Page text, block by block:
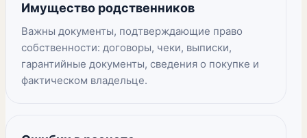
Имущество родственников
Важны документы, подтверждающие право
собственности: договоры, чеки, выписки,
гарантийные документы, сведения о покупке и
фактическом владельце.